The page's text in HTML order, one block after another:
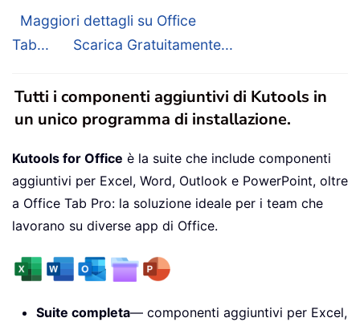
Maggiori dettagli su Office
Tab...
Scarica Gratuitamente...
Tutti i componenti aggiuntivi di Kutools in
un unico programma di installazione.
Kutools for Office è la suite che include componenti
aggiuntivi per Excel, Word, Outlook e PowerPoint, oltre
a Office Tab Pro: la soluzione ideale per i team che
lavorano su diverse app di Office.
Suite completa— componenti aggiuntivi per Excel,